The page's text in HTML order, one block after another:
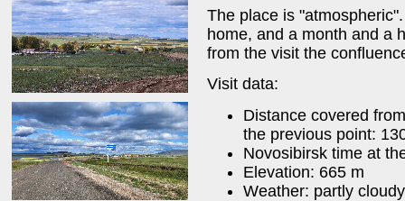
The place is
home, and a month and a
from the visit the
Visit data:
Distance covered
the previous point:
Novosibirsk time at
Elevation: 665 m
Weather: partly